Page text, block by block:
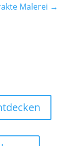
Malerei →